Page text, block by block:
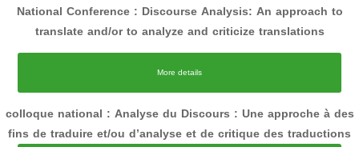
National Conference : Discourse Analysis: An approach to
translate and/or to analyze and criticize translations
More details
colloque national : Analyse du Discours : Une approche à des
fins de traduire et/ou d’analyse et de critique des traductions